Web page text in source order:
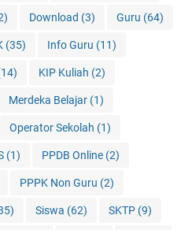
Download (3) Guru (64)
(35) Info Guru (11)
KIP Kuliah (2)
Merdeka Belajar (1)
Operator Sekolah (1)
(1) PPDB Online (2)
PPPK Non Guru (2)
Siswa (62) SKTP (9)